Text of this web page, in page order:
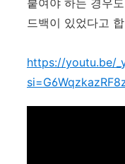
붙여야 하는 경우
드백이 있었다고
https://youtu.be/